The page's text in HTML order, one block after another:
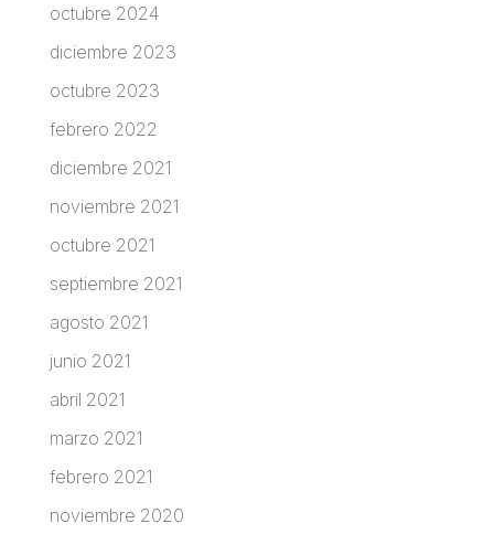
octubre 2024
diciembre 2023
octubre 2023
febrero 2022
diciembre 2021
noviembre 2021
octubre 2021
septiembre 2021
agosto 2021
junio 2021
abril 2021
marzo 2021
febrero 2021
noviembre 2020